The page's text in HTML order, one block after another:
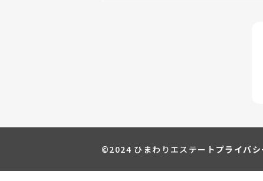
プライバ
©2024 ひまわりエステート